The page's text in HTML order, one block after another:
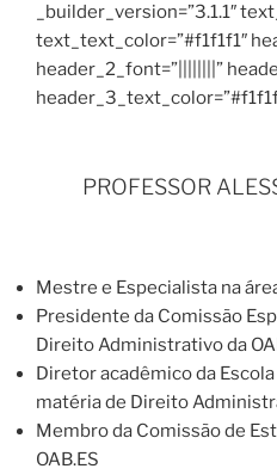
_builder_version=”3.1.1″
text_text_color=”#f1f1f1″
header_2_font=”||||||||”
PROFESSOR
Mestre e Especialista na
Presidente da Comissão
Direito Administrativo da
Diretor acadêmico da
matéria de Direito
Membro da Comissão de
OAB.ES